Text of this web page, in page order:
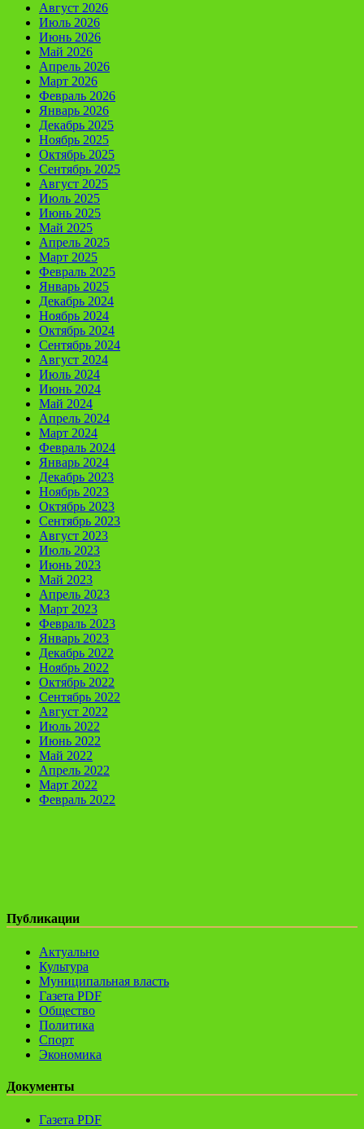
Август 2026
Июль 2026
Июнь 2026
Май 2026
Апрель 2026
Март 2026
Февраль 2026
Январь 2026
Декабрь 2025
Ноябрь 2025
Октябрь 2025
Сентябрь 2025
Август 2025
Июль 2025
Июнь 2025
Май 2025
Апрель 2025
Март 2025
Февраль 2025
Январь 2025
Декабрь 2024
Ноябрь 2024
Октябрь 2024
Сентябрь 2024
Август 2024
Июль 2024
Июнь 2024
Май 2024
Апрель 2024
Март 2024
Февраль 2024
Январь 2024
Декабрь 2023
Ноябрь 2023
Октябрь 2023
Сентябрь 2023
Август 2023
Июль 2023
Июнь 2023
Май 2023
Апрель 2023
Март 2023
Февраль 2023
Январь 2023
Декабрь 2022
Ноябрь 2022
Октябрь 2022
Сентябрь 2022
Август 2022
Июль 2022
Июнь 2022
Май 2022
Апрель 2022
Март 2022
Февраль 2022
Публикации
Актуально
Культура
Муниципальная власть
Газета PDF
Общество
Политика
Спорт
Экономика
Документы
Газета PDF